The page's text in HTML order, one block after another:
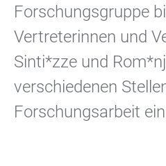
Forschungsgruppe
Vertreterinnen und
Sinti*zze und
verschiedenen
Forschungsarbeit